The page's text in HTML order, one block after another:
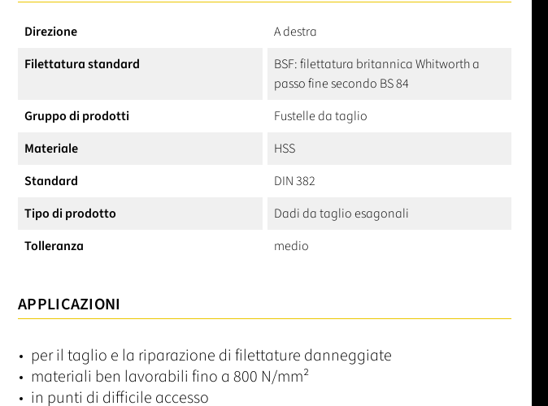
Direzione
A destra
Filettatura standard
BSF: filettatura britannica Whitworth a
passo fine secondo BS 84
Gruppo di prodotti
Fustelle da taglio
Materiale
HSS
Standard
DIN 382
Tipo di prodotto
Dadi da taglio esagonali
Tolleranza
medio
APPLICAZIONI
per il taglio e la riparazione di filettature danneggiate
materiali ben lavorabili fino a 800 N/mm²
in punti di difficile accesso